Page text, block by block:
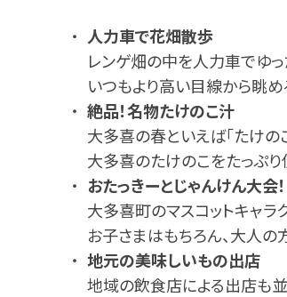
人力車で花畑散歩
レンゲ畑の中を人力車でゆっ
いつもより高い目線から眺め
絶品！名物たけのこ汁
大多喜の春といえば「たけの
大多喜のたけのこをたっぷり
おたっきーとじゃんけん大会！
大多喜町のマスコットキャラ
お子さまはもちろん、大人の
地元の美味しいもの出店
地域の飲食店による出店も